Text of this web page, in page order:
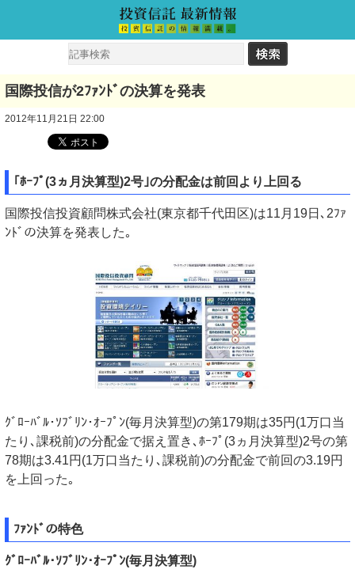
国際投信が2ﾌｧﾝﾄﾞの決算を発表
2012年11月21日 22:00
｢ﾎｰﾌﾟ(3ヵ月決算型)2号｣の分配金は前回より上回る
国際投信投資顧問株式会社(東京都千代田区)は11月19日､2ﾌｧ
ﾝﾄﾞの決算を発表した｡
ｸﾞﾛｰﾊﾞﾙ･ｿﾌﾞﾘﾝ･ｵｰﾌﾟﾝ(毎月決算型)の第179期は35円(1万口当
たり､課税前)の分配金で据え置き､ﾎｰﾌﾟ(3ヵ月決算型)2号の第
78期は3.41円(1万口当たり､課税前)の分配金で前回の3.19円
を上回った｡
ﾌｧﾝﾄﾞの特色
ｸﾞﾛｰﾊﾞﾙ･ｿﾌﾞﾘﾝ･ｵｰﾌﾟﾝ(毎月決算型)